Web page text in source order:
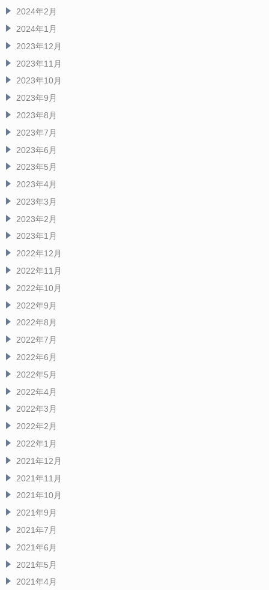
2024年2月
2024年1月
2023年12月
2023年11月
2023年10月
2023年9月
2023年8月
2023年7月
2023年6月
2023年5月
2023年4月
2023年3月
2023年2月
2023年1月
2022年12月
2022年11月
2022年10月
2022年9月
2022年8月
2022年7月
2022年6月
2022年5月
2022年4月
2022年3月
2022年2月
2022年1月
2021年12月
2021年11月
2021年10月
2021年9月
2021年7月
2021年6月
2021年5月
2021年4月